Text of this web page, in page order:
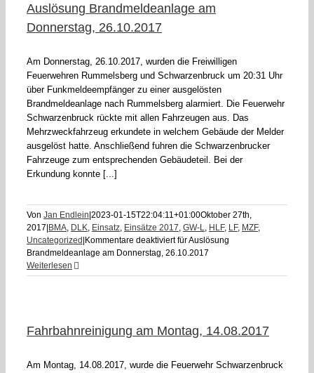
Auslösung Brandmeldeanlage am
Donnerstag, 26.10.2017
Am Donnerstag, 26.10.2017, wurden die Freiwilligen
Feuerwehren Rummelsberg und Schwarzenbruck um 20:31 Uhr
über Funkmeldeempfänger zu einer ausgelösten
Brandmeldeanlage nach Rummelsberg alarmiert. Die Feuerwehr
Schwarzenbruck rückte mit allen Fahrzeugen aus. Das
Mehrzweckfahrzeug erkundete in welchem Gebäude der Melder
ausgelöst hatte. Anschließend fuhren die Schwarzenbrucker
Fahrzeuge zum entsprechenden Gebäudeteil. Bei der
Erkundung konnte [...]
Von Jan Endlein 2023-01-15T22:04:11+01:00Oktober 27th,
2017 BMA, DLK, Einsatz, Einsätze 2017, GW-L, HLF, LF, MZF,
Uncategorized Kommentare deaktiviertfür Auslösung
Brandmeldeanlage am Donnerstag, 26.10.2017
Weiterlesen
Fahrbahnreinigung am Montag, 14.08.2017
Am Montag, 14.08.2017, wurde die Feuerwehr Schwarzenbruck